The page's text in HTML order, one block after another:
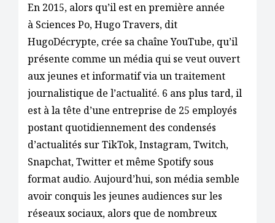
En 2015, alors qu’il est en première année
à Sciences Po, Hugo Travers, dit
HugoDécrypte, crée sa chaîne YouTube, qu’il
présente comme un média qui se veut ouvert
aux jeunes et informatif via un traitement
journalistique de l’actualité. 6 ans plus tard, il
est à la tête d’une entreprise de 25 employés
postant quotidiennement des condensés
d’actualités sur TikTok, Instagram, Twitch,
Snapchat, Twitter et même Spotify sous
format audio. Aujourd’hui, son média semble
avoir conquis les jeunes audiences sur les
réseaux sociaux, alors que de nombreux